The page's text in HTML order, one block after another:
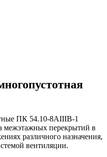
ПК 54.10-8АIIIВ-1
межэтажных перекрытий в
различного назначения,
вентиляции.